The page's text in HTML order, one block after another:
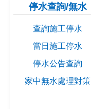
停水查詢/無水
查詢施工停水
當日施工停水
停水公告查詢
家中無水處理對策